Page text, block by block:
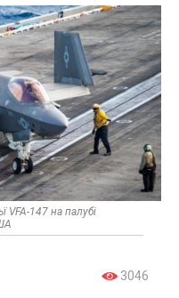
VFA-147 на палубі
3046